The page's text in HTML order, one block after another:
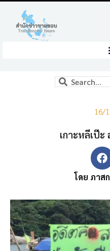
16/
เกาะหลีเป๊
โดย ภาส